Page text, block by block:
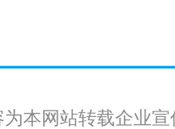
本网站转载企业